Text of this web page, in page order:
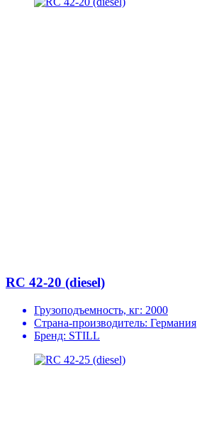
RC 42-20 (diesel)
Грузоподъемность, кг: 2000
Страна-производитель: Германия
Бренд: STILL